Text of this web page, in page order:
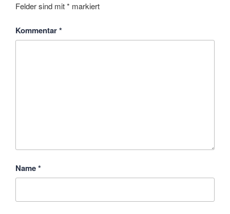
Felder sind mit* markiert
Kommentar*
Name*